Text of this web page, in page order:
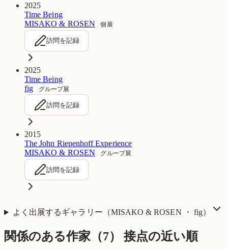
2025
Time Being
MISAKO & ROSEN
個展
訪問を記録
2025
Time Being
fig
グループ展
訪問を記録
2015
The John Riepenhoff Experience
MISAKO & ROSEN
グループ展
訪問を記録
よく出展するギャラリー（MISAKO & ROSEN ・ fig）
関係のある作家（7） 接点の近い順